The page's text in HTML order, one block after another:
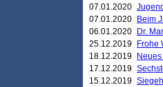
07.01.2020
07.01.2020
Beim
06.01.2020
Dr.
25.12.2019
Frohe
18.12.2019
17.12.2019
15.12.2019